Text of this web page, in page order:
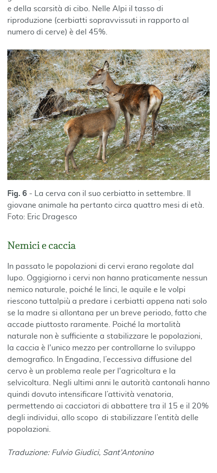
e della scarsità di cibo. Nelle Alpi il tasso di
riproduzione (cerbiatti sopravvissuti in rapporto al
numero di cerve) è del 45%.
Fig. 6 - La cerva con il suo cerbiatto in settembre. Il
giovane animale ha pertanto circa quattro mesi di età.
Foto: Eric Dragesco
Nemici e caccia
In passato le popolazioni di cervi erano regolate dal
lupo. Oggigiorno i cervi non hanno praticamente nessun
nemico naturale, poiché le linci, le aquile e le volpi
riescono tuttalpiù a predare i cerbiatti appena nati solo
se la madre si allontana per un breve periodo, fatto che
accade piuttosto raramente. Poiché la mortalità
naturale non è sufficiente a stabilizzare le popolazioni,
la caccia è l'unico mezzo per controllarne lo sviluppo
demografico. In Engadina, l’eccessiva diffusione del
cervo è un problema reale per l'agricoltura e la
selvicoltura. Negli ultimi anni le autorità cantonali hanno
quindi dovuto intensificare l’attività venatoria,
permettendo ai cacciatori di abbattere tra il 15 e il 20%
degli individui, allo scopo di stabilizzare l’entità delle
popolazioni.
Traduzione: Fulvio Giudici, Sant’Antonino